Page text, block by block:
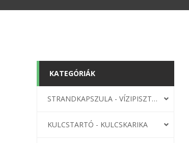
KATEGÓRIÁK
STRANDKAPSZULA - VÍZIPISZTOLY-FRIZBI
KULCSTARTÓ - KULCSKARIKA